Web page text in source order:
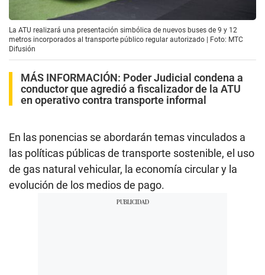
La ATU realizará una presentación simbólica de nuevos buses de 9 y 12
metros incorporados al transporte público regular autorizado | Foto: MTC
Difusión
MÁS INFORMACIÓN: Poder Judicial condena a
conductor que agredió a fiscalizador de la ATU
en operativo contra transporte informal
En las ponencias se abordarán temas vinculados a
las políticas públicas de transporte sostenible, el uso
de gas natural vehicular, la economía circular y la
evolución de los medios de pago.